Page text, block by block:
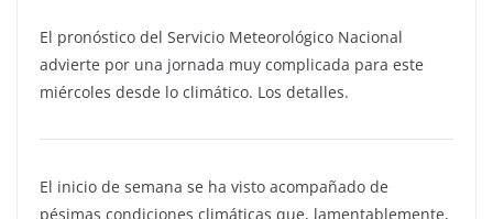
El pronóstico del Servicio Meteorológico Nacional
advierte por una jornada muy complicada para este
miércoles desde lo climático. Los detalles.
El inicio de semana se ha visto acompañado de
pésimas condiciones climáticas que, lamentablemente,